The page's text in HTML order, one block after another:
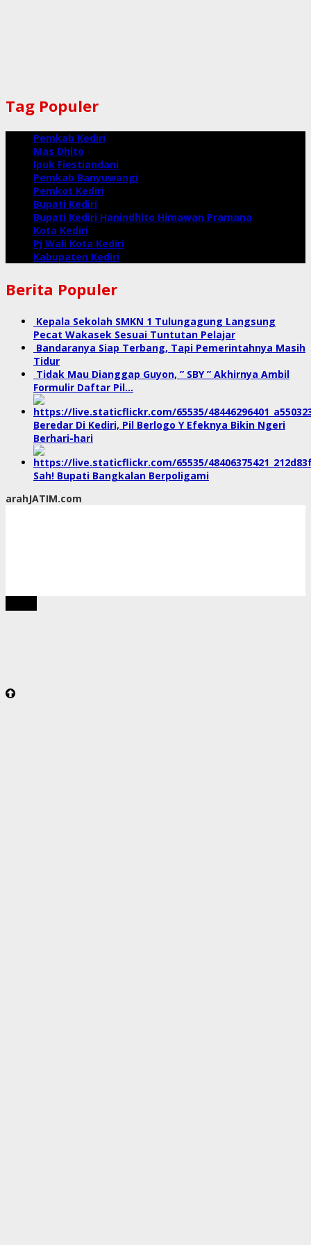
Tag Populer
Pemkab Kediri
Mas Dhito
Ipuk Fiestiandani
Pemkab Banyuwangi
Pemkot Kediri
Bupati Kediri
Bupati Kediri Hanindhito Himawan Pramana
Kota Kediri
Pj Wali Kota Kediri
Kabupaten Kediri
Berita Populer
Kepala Sekolah SMKN 1 Tulungagung Langsung
Pecat Wakasek Sesuai Tuntutan Pelajar
Bandaranya Siap Terbang, Tapi Pemerintahnya Masih
Tidur
Tidak Mau Dianggap Guyon, ” SBY ” Akhirnya Ambil
Formulir Daftar Pil…
Beredar Di Kediri, Pil Berlogo Y Efeknya Bikin Ngeri
Berhari-hari
Sah! Bupati Bangkalan Berpoligami
arahJATIM.com